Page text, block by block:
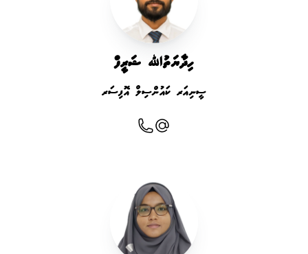
ހިދާޔަތުﷲ ޝަރީފް
ސީނިއަރ ކައުންސިލް އޮފިސަރ